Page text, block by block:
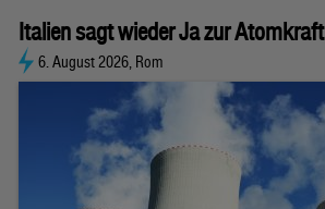
Italien sagt wieder Ja zur Atomkraft
6. August 2026, Rom